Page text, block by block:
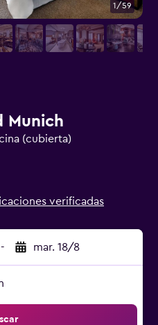
Munich
(cubierta)
verificadas
- mar. 18/8
1/59